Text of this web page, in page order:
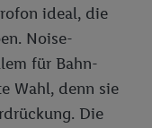
ideal, die
Noise-
für Bahn-
Wahl, denn sie
Die